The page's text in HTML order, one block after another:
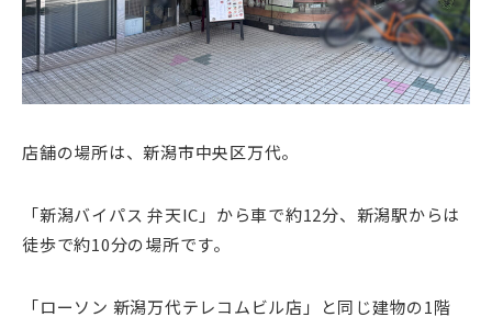
店舗の場所は、新潟市中央区万代。
「新潟バイパス 弁天IC」から車で約12分、新潟駅からは
徒歩で約10分の場所です。
「ローソン 新潟万代テレコムビル店」と同じ建物の1階